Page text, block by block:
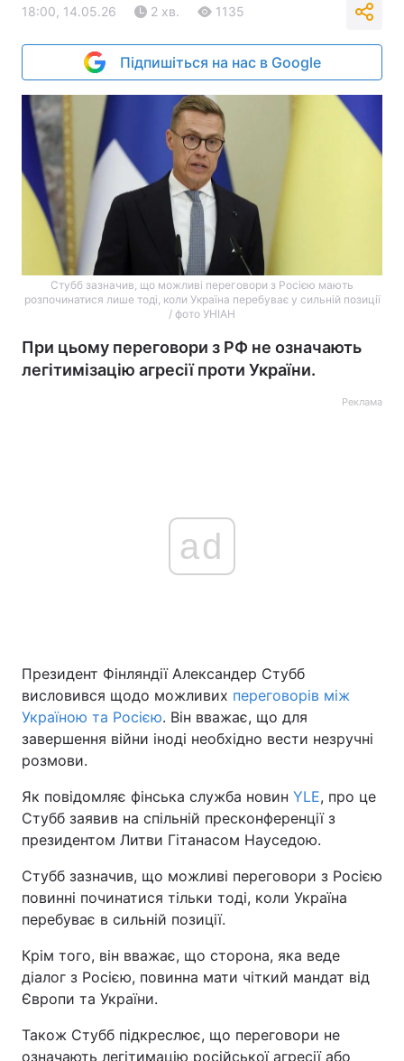
18:00, 14.05.26 2 хв. 1135
Підпишіться на нас в Google
Стубб зазначив, що можливі переговори з Росією мають
розпочинатися лише тоді, коли Україна перебуває у сильній позиції
/ фото УНІАН
При цьому переговори з РФ не означають
легітимізацію агресії проти України.
Реклама
ad
Президент Фінляндії Александер Стубб
висловився щодо можливих переговорів між
Україною та Росією. Він вважає, що для
завершення війни іноді необхідно вести незручні
розмови.
Як повідомляє фінська служба новин YLE, про це
Стубб заявив на спільній пресконференції з
президентом Литви Гітанасом Науседою.
Стубб зазначив, що можливі переговори з Росією
повинні починатися тільки тоді, коли Україна
перебуває в сильній позиції.
Крім того, він вважає, що сторона, яка веде
діалог з Росією, повинна мати чіткий мандат від
Європи та України.
Також Стубб підкреслює, що переговори не
означають легітимацію російської агресії або